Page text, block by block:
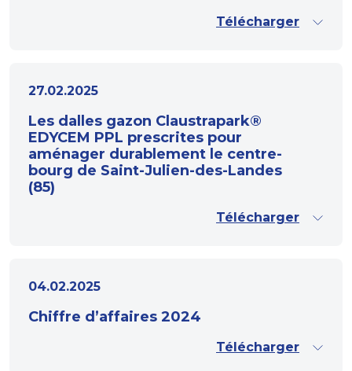
Télécharger
27.02.2025
Les dalles gazon Claustrapark®
EDYCEM PPL prescrites pour
aménager durablement le centre-
bourg de Saint-Julien-des-Landes
(85)
Télécharger
04.02.2025
Chiffre d’affaires 2024
Télécharger